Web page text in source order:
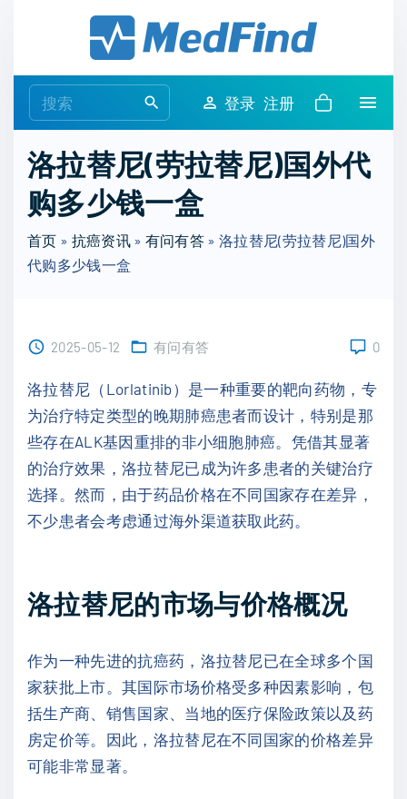
e
r
h
f
登录 注册
洛拉替尼(劳拉替尼)国外代
购多少钱一盒
首页 » 抗癌资讯» 有问有答 »洛拉替尼(劳拉替尼)国外
代购多少钱一盒
2025-05-12 有问有答 0
洛拉替尼（Lorlatinib）是一种重要的靶向药物，专
为治疗特定类型的晚期肺癌患者而设计，特别是那
些存在ALK基因重排的非小细胞肺癌。凭借其显著
的治疗效果，洛拉替尼已成为许多患者的关键治疗
选择。然而，由于药品价格在不同国家存在差异，
不少患者会考虑通过海外渠道获取此药。
洛拉替尼的市场与价格概况
作为一种先进的抗癌药，洛拉替尼已在全球多个国
家获批上市。其国际市场价格受多种因素影响，包
括生产商、销售国家、当地的医疗保险政策以及药
房定价等。因此，洛拉替尼在不同国家的价格差异
可能非常显著。